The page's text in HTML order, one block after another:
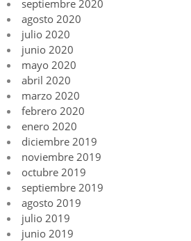
septiembre 2020
agosto 2020
julio 2020
junio 2020
mayo 2020
abril 2020
marzo 2020
febrero 2020
enero 2020
diciembre 2019
noviembre 2019
octubre 2019
septiembre 2019
agosto 2019
julio 2019
junio 2019